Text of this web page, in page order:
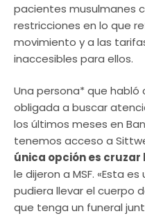
pacientes musulmanes
restricciones en lo que
movimiento y a las
inaccesibles para ellos.
Una persona* que habló
obligada a buscar
los últimos meses en
tenemos acceso a
única opción es
le dijeron a MSF. «Esta
pudiera llevar el cuerpo
que tenga un funeral